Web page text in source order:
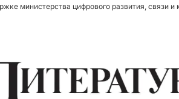
министерства цифрового развития, связи